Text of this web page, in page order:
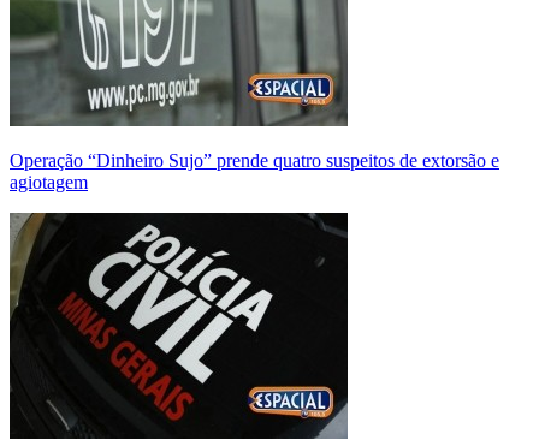
Operação “Dinheiro Sujo” prende quatro suspeitos de extorsão e
agiotagem